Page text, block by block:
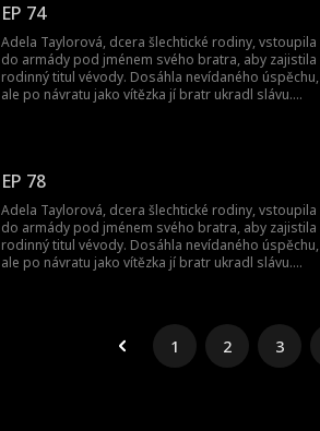
EP 74
Adela Taylorová, dcera šlechtické rodiny, vstoupila
do armády pod jménem svého bratra, aby zajistila
rodinný titul vévody. Dosáhla nevídaného úspěchu,
ale po návratu jako vítězka jí bratr ukradl slávu.
EP 78
Adela Taylorová, dcera šlechtické rodiny, vstoupila
do armády pod jménem svého bratra, aby zajistila
rodinný titul vévody. Dosáhla nevídaného úspěchu,
ale po návratu jako vítězka jí bratr ukradl slávu.
1 2 3